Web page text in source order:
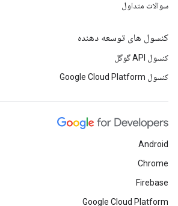
سوالات متداول
کنسول های توسعه دهنده
کنسول API گوگل
کنسول Google Cloud Platform
Android
Chrome
Firebase
Google Cloud Platform